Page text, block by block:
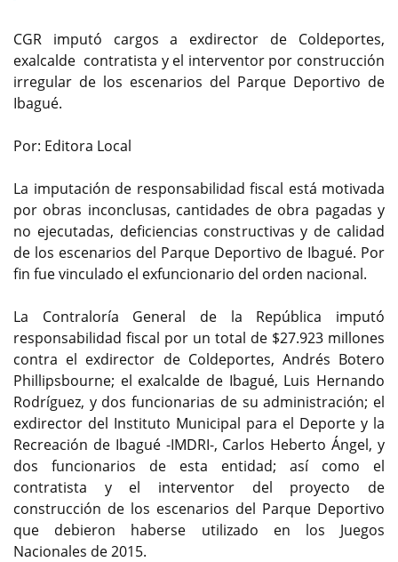
CGR imputó cargos a exdirector de Coldeportes,
exalcalde contratista y el interventor por construcción
irregular de los escenarios del Parque Deportivo de
Ibagué.
Por: Editora Local
La imputación de responsabilidad fiscal está motivada
por obras inconclusas, cantidades de obra pagadas y
no ejecutadas, deficiencias constructivas y de calidad
de los escenarios del Parque Deportivo de Ibagué. Por
fin fue vinculado el exfuncionario del orden nacional.
La Contraloría General de la República imputó
responsabilidad fiscal por un total de $27.923 millones
contra el exdirector de Coldeportes, Andrés Botero
Phillipsbourne; el exalcalde de Ibagué, Luis Hernando
Rodríguez, y dos funcionarias de su administración; el
exdirector del Instituto Municipal para el Deporte y la
Recreación de Ibagué -IMDRI-, Carlos Heberto Ángel, y
dos funcionarios de esta entidad; así como el
contratista y el interventor del proyecto de
construcción de los escenarios del Parque Deportivo
que debieron haberse utilizado en los Juegos
Nacionales de 2015.